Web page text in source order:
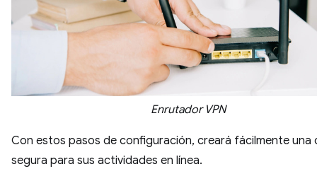
Enrutador VPN
Con estos pasos de configuración, creará fácilmente una
segura para sus actividades en línea.